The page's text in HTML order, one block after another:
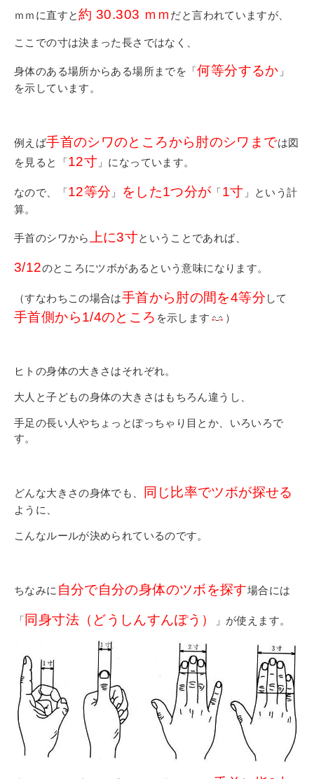
ｍｍに直すと約 30.303 ｍｍ だと言われていますが、
ここでの寸は決まった長さではなく、
身体のある場所からある場所までを「何等分するか 」
を示しています。
例えば手首のシワのところから肘のシワまでは図
を見ると「12寸 」になっています。
なので、「12等分 」 をした1つ分が 「1寸 」という計
算。
手首のシワから 上に3寸ということであれば、
3/12のところにツボがあるという意味になります。
（すなわちこの場合は手首から肘の間を4等分 して
手首側から1/4のところ を示します ）
ヒトの身体の大きさはそれぞれ。
大人と子どもの身体の大きさはもちろん違うし、
手足の長い人やちょっとぽっちゃり目とか、いろいろで
す。
どんな大きさの身体でも、 同じ比率でツボが探せる
ように、
こんなルールが決められているのです。
ちなみに 自分で自分の身体のツボを探す場合には
「 同身寸法（どうしんすんぽう） 」が使えます。